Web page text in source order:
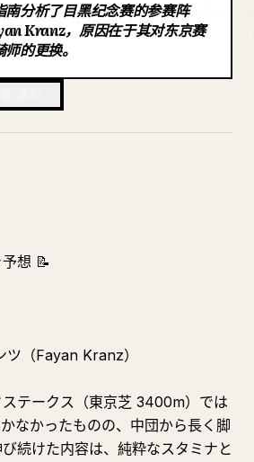
分析了目黑纪念赛的参赛阵
Kranz，原因在于其对东京赛
的更换。
想 📝
（Fayan Kranz）
テークス（東京芝 3400m）では
なかったものの、中団から長く脚
続けた内容は、純粋なスタミナと